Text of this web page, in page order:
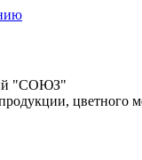
"СОЮЗ"
цветного